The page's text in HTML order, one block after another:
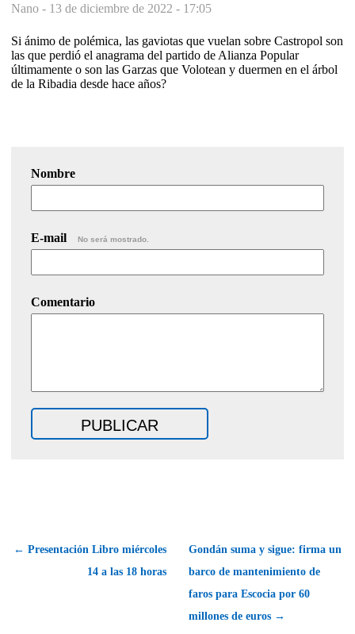
Nano - 13 de diciembre de 2022 - 17:05
Si ánimo de polémica, las gaviotas que vuelan sobre Castropol son
las que perdió el anagrama del partido de Alianza Popular
últimamente o son las Garzas que Volotean y duermen en el árbol
de la Ribadia desde hace años?
Nombre
E-mail No será mostrado.
Comentario
← Presentación Libro miércoles
14 a las 18 horas
Gondán suma y sigue: firma un
barco de mantenimiento de
faros para Escocia por 60
millones de euros →